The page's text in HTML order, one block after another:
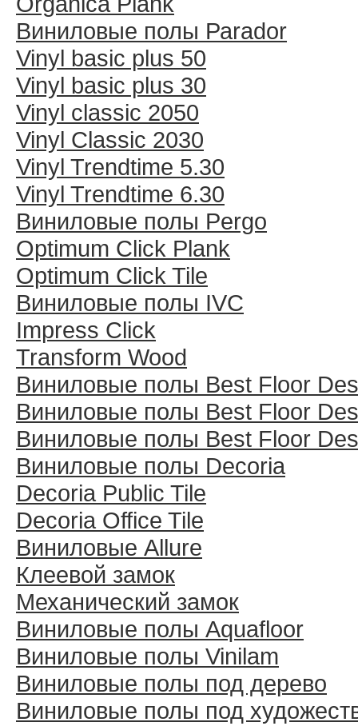
Виниловые полы Раrador
Vinyl basic plus 50
Vinyl basic plus 30
Vinyl classic 2050
Vinyl Classic 2030
Vinyl Trendtime 5.30
Vinyl Trendtime 6.30
Виниловые полы Pergo
Optimum Click Plank
Optimum Click Tile
Виниловые полы IVC
Impress Click
Transform Wood
Виниловые полы Best Floor
Виниловые полы Best Floor
Виниловые полы Best Floor
Виниловые полы Decoria
Decoria Public Tile
Decoria Office Tile
Виниловые Allure
Клеевой замок
Механический замок
Виниловые полы Aquafloor
Виниловые полы Vinilam
Виниловые полы под дерево
Виниловые полы под